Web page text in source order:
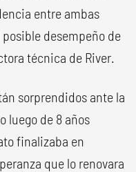
entre ambas
desempeño de
técnica de River.
sorprendidos ante la
luego de 8 años
finalizaba en
que lo renovara